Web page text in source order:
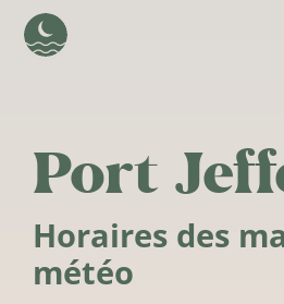
Port
Horaires des
météo